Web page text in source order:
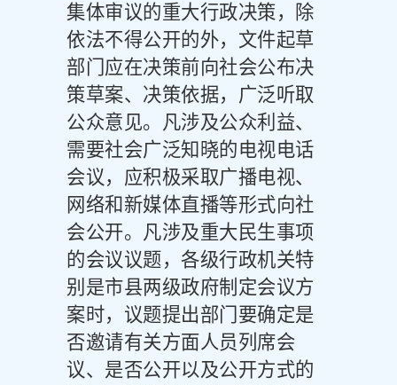
集体审议的重大行政决策，除
依法不得公开的外，文件起草
部门应在决策前向社会公布决
策草案、决策依据，广泛听取
公众意见。凡涉及公众利益、
需要社会广泛知晓的电视电话
会议，应积极采取广播电视、
网络和新媒体直播等形式向社
会公开。凡涉及重大民生事项
的会议议题，各级行政机关特
别是市县两级政府制定会议方
案时，议题提出部门要确定是
否邀请有关方面人员列席会
议、是否公开以及公开方式的